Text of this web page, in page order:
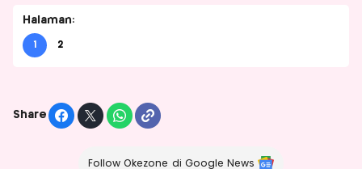
Halaman:
1 2
Share
Follow Okezone di Google News